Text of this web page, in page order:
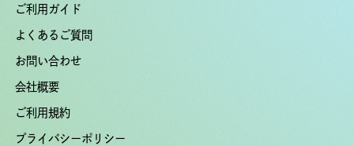
ご利用ガイド
よくあるご質問
お問い合わせ
会社概要
ご利用規約
プライバシーポリシー